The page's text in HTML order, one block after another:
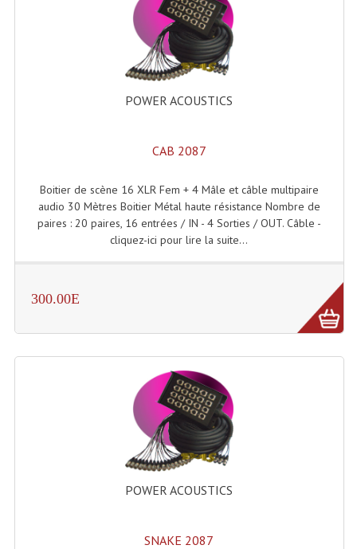
Projecteurs Découpes
Projecteurs Par : 16 À 64 Et Autres
Projecteurs Poursuite
Stroboscopes
Câbles, Connectiques.
Câble Multi-Paires Audio
Câbles Enceintes
Connectiques, Prises Etc...
Adaptateurs Audio
Divers Bricolage
POWER ACOUSTICS
CAB 2087
Boitier de scène 16 XLR Fem + 4 Mâle et câble multipaire
audio 30 Mètres Boitier Métal haute résistance Nombre de
paires : 20 paires, 16 entrées / IN - 4 Sorties / OUT. Câble -
cliquez-ici pour lire la suite...
300.00E
POWER ACOUSTICS
SNAKE 2087